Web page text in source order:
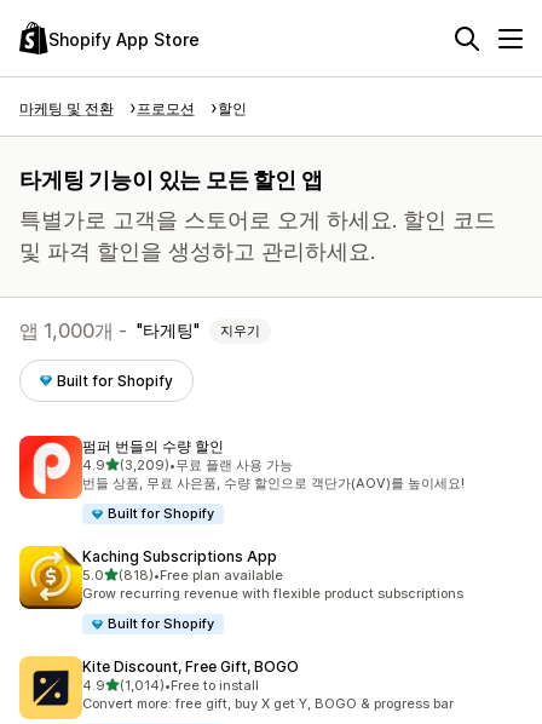
Shopify App Store
마케팅 및 전환 프로모션 할인
타게팅 기능이 있는 모든 할인 앱
특별가로 고객을 스토어로 오게 하세요. 할인 코드
및 파격 할인을 생성하고 관리하세요.
앱 1,000개 - 타게팅 지우기
Built for Shopify
펌퍼 번들의 수량 할인
4.9별 5개 중
(3,209)
총 리뷰 3209개
•무료 플랜 사용 가능
번들 상품, 무료 사은품, 수량 할인으로 객단가(AOV)를 높이세요!
Built for Shopify
Kaching Subscriptions App
5.0별 5개 중
(818)
총 리뷰 818개
•Free plan available
Grow recurring revenue with flexible product subscriptions
Built for Shopify
Kite Discount, Free Gift, BOGO
4.9별 5개 중
(1,014)
총 리뷰 1014개
•Free to install
Convert more: free gift, buy X get Y, BOGO & progress bar